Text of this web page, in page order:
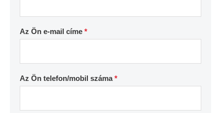
Az Ön e-mail címe *
Az Ön telefon/mobil száma*